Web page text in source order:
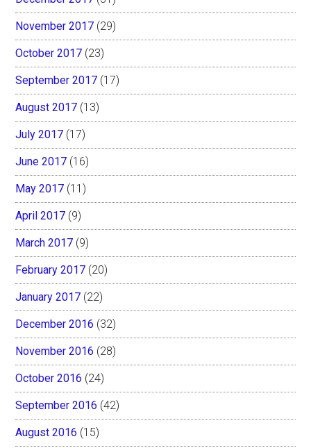
November 2017 (29)
October 2017 (23)
September 2017 (17)
August 2017 (13)
July 2017 (17)
June 2017 (16)
May 2017 (11)
April 2017 (9)
March 2017 (9)
February 2017 (20)
January 2017 (22)
December 2016 (32)
November 2016 (28)
October 2016 (24)
September 2016 (42)
August 2016 (15)